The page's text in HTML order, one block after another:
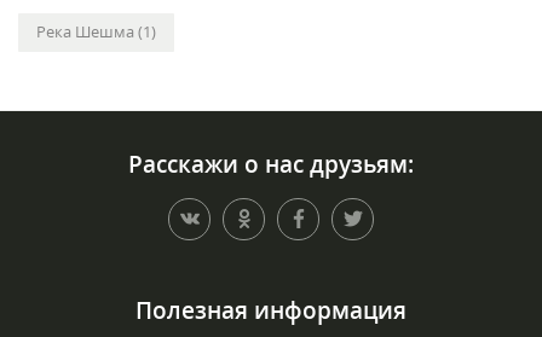
Река Шешма (1)
Расскажи о нас друзьям:
Полезная информация